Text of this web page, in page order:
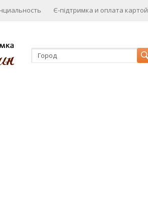
Є-підтримка и оплата картой